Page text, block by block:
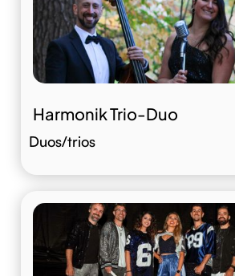
Harmonik Trio-Duo
Duos/trios